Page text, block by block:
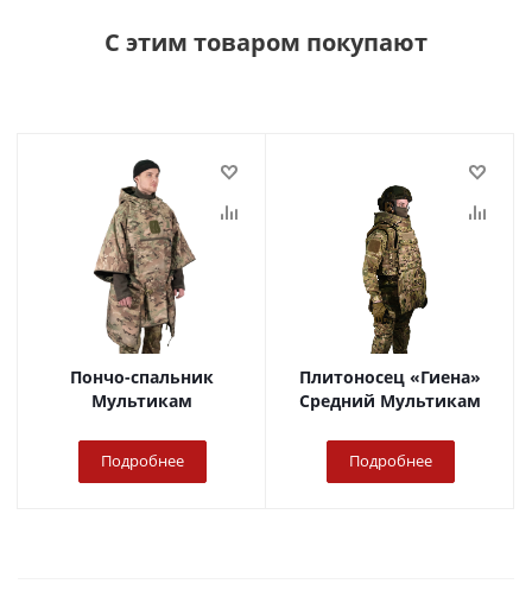
С этим товаром покупают
Пончо-спальник
Мультикам
Подробнее
Плитоносец «Гиена»
Средний Мультикам
Подробнее